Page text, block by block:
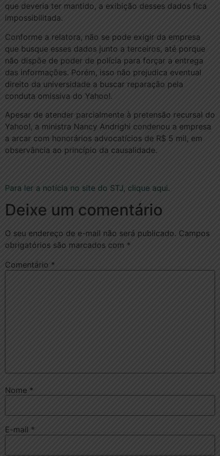
que deveria ter mantido, a exibição desses dados fica
impossibilitada.
Conforme a relatora, não se pode exigir da empresa
que busque esses dados junto a terceiros, até porque
não dispõe de poder de polícia para forçar a entrega
das informações. Porém, isso não prejudica eventual
direito da universidade a buscar reparação pela
conduta omissiva do Yahoo!.
Apesar de atender parcialmente à pretensão recursal do
Yahoo!, a ministra Nancy Andrighi condenou a empresa
a arcar com honorários advocatícios de R$ 5 mil, em
observância ao princípio da causalidade.
Para ler a notícia no site do STJ, clique aqui.
Deixe um comentário
O seu endereço de e-mail não será publicado. Campos
obrigatórios são marcados com *
Comentário *
Nome *
E-mail *